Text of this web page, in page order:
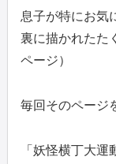
息子が特にお気
裏に描かれたた
ページ）
毎回そのページ
「妖怪横丁大